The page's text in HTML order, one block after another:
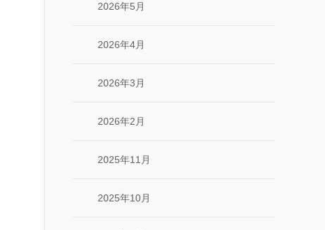
2026年5月
2026年4月
2026年3月
2026年2月
2025年11月
2025年10月